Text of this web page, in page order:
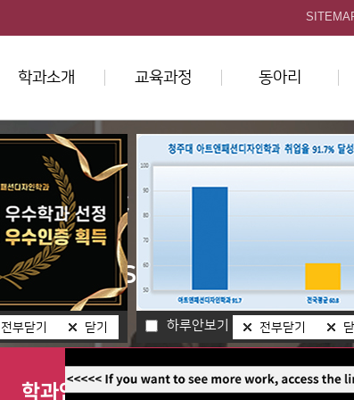
하루안보기 전부닫기
전부닫기 닫기
학과소개 교육과정 동아리
Art & Fashion Design
학과안내